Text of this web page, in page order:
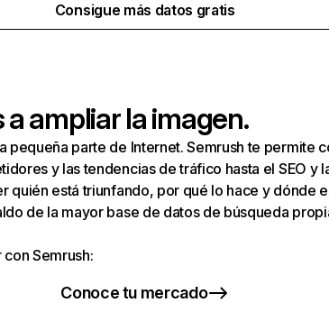
Consigue más datos gratis
a ampliar la imagen.
pequeña parte de Internet. Semrush te permite
y las tendencias de tráfico hasta el SEO y
quién está triunfando, por qué lo hace y dónde
de la mayor base de datos de búsqueda
Semrush:
Conoce tu mercado